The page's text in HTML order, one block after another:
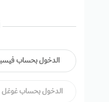
الدخول بحساب
الدخول بحساب غوغل